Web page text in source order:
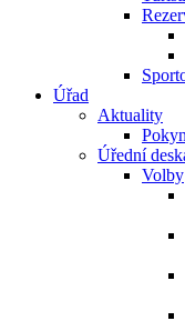
Úřad
Aktuality
Úřední
Volby